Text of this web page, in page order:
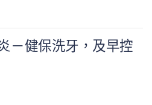
－健保洗牙，及早控